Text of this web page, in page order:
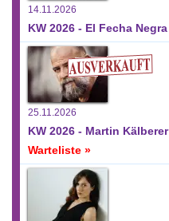
14.11.2026
KW 2026 - El Fecha Negra
25.11.2026
KW 2026 - Martin Kälberer
Warteliste »